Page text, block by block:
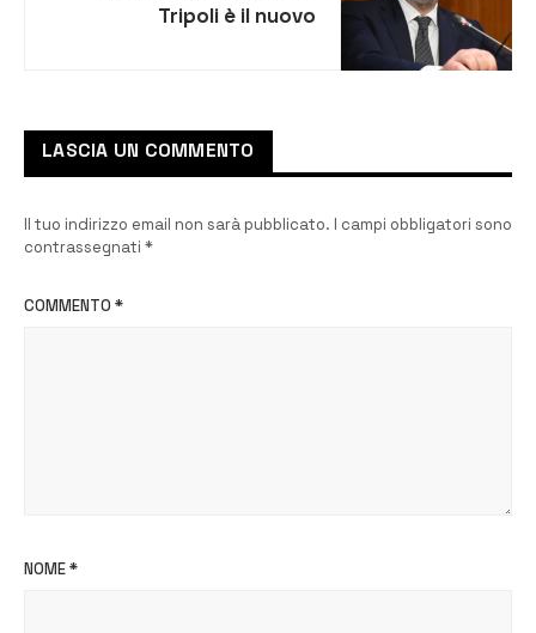
Tripoli è il nuovo
LASCIA UN COMMENTO
Il tuo indirizzo email non sarà pubblicato. I campi obbligatori sono
contrassegnati *
COMMENTO *
NOME*